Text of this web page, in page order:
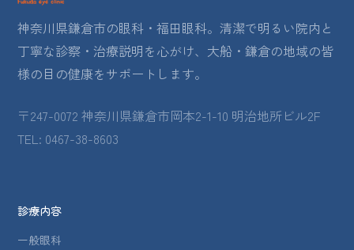
神奈川県鎌倉市の眼科・福田眼科。清潔で明るい院内と
丁寧な診察・治療説明を心がけ、大船・鎌倉の地域の皆
様の目の健康をサポートします。
〒247-0072 神奈川県鎌倉市岡本2-1-10 明治地所ビル2F
TEL: 0467-38-8603
診療内容
一般眼科